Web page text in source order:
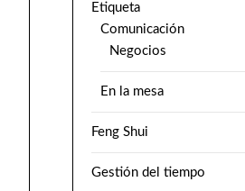
Etiqueta
Comunicación
Negocios
En la mesa
Feng Shui
Gestión del tiempo